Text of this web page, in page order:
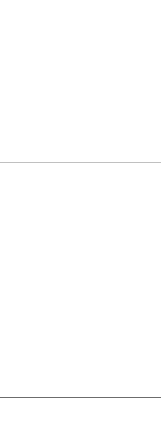
Kunststoff
Metall